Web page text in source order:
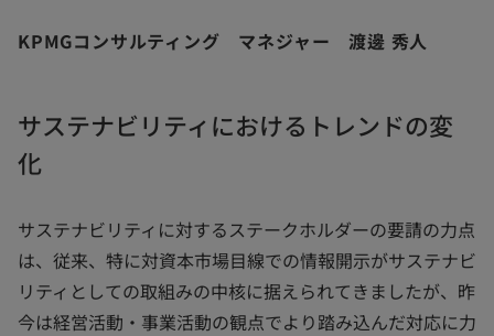
KPMGコンサルティング マネジャー 渡邊 秀人
サステナビリティにおけるトレンドの変
化
サステナビリティに対するステークホルダーの要請の力点
は、従来、特に対資本市場目線での情報開示がサステナビ
リティとしての取組みの中核に据えられてきましたが、昨
今は経営活動・事業活動の観点でより踏み込んだ対応に力